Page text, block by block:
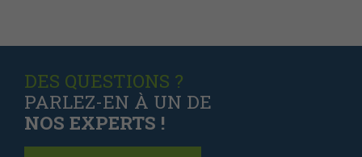
DES QUESTIONS ?
PARLEZ-EN À UN DE
NOS EXPERTS !